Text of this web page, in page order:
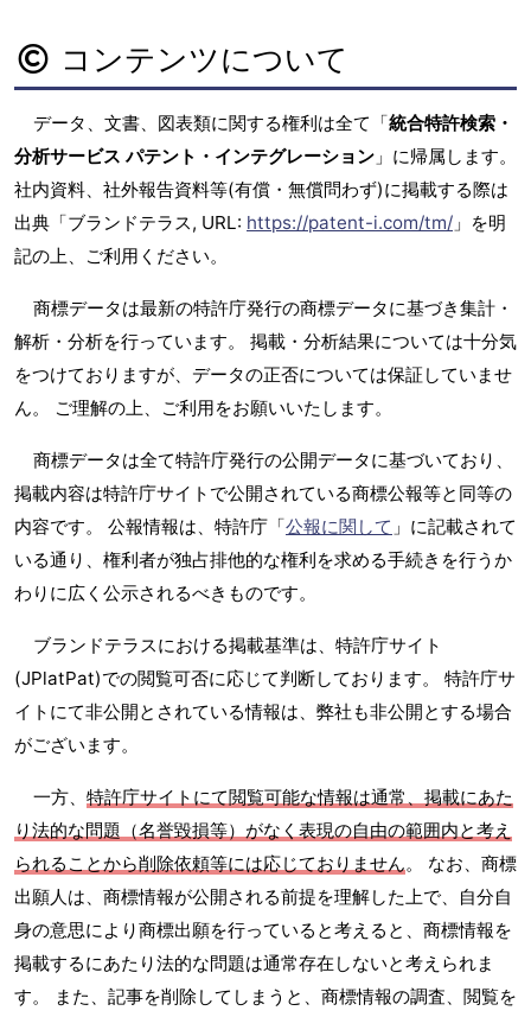
コンテンツについて
データ、文書、図表類に関する権利は全て「統合特許検索・
分析サービス パテント・インテグレーション 」に帰属します。
社内資料、社外報告資料等(有償・無償問わず)に掲載する際は
出典「ブランドテラス, URL: https://patent-i.com/tm/ 」を明
記の上、ご利用ください。
商標データは最新の特許庁発行の商標データに基づき集計・
解析・分析を行っています。 掲載・分析結果については十分気
をつけておりますが、データの正否については保証していませ
ん。 ご理解の上、ご利用をお願いいたします。
商標データは全て特許庁発行の公開データに基づいており、
掲載内容は特許庁サイトで公開されている商標公報等と同等の
内容です。 公報情報は、特許庁「公報に関して 」に記載されて
いる通り、権利者が独占排他的な権利を求める手続きを行うか
わりに広く公示されるべきものです。
ブランドテラスにおける掲載基準は、特許庁サイト
(JPlatPat)での閲覧可否に応じて判断しております。 特許庁サ
イトにて非公開とされている情報は、弊社も非公開とする場合
がございます。
一方、 特許庁サイトにて閲覧可能な情報は通常、掲載にあた
り法的な問題（名誉毀損等）がなく表現の自由の範囲内と考え
られることから削除依頼等には応じておりません。 なお、商標
出願人は、商標情報が公開される前提を理解した上で、自分自
身の意思により商標出願を行っていると考えると、商標情報を
掲載するにあたり法的な問題は通常存在しないと考えられま
す。 また、記事を削除してしまうと、商標情報の調査、閲覧を